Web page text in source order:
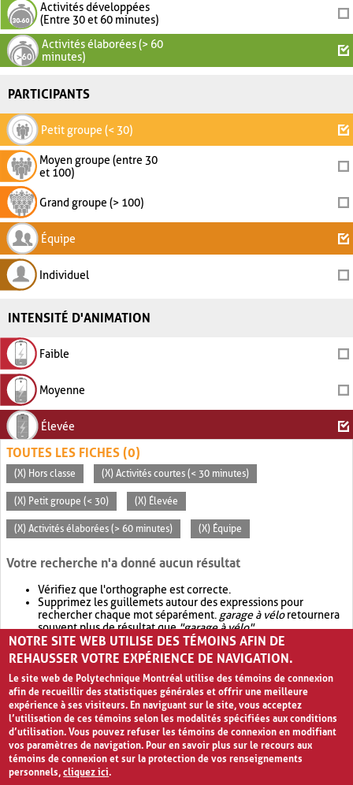
Activités développées
(Entre 30 et 60 minutes)
Activités élaborées (> 60
minutes)
PARTICIPANTS
Petit groupe (< 30)
Moyen groupe (entre 30
et 100)
Grand groupe (> 100)
Équipe
Individuel
INTENSITÉ D'ANIMATION
Faible
Moyenne
Élevée
TOUTES LES FICHES (0)
(X) Hors classe (X) Activités courtes (< 30 minutes)
(X) Petit groupe (< 30) (X) Élevée
(X) Activités élaborées (> 60 minutes) (X) Équipe
Votre recherche n'a donné aucun résultat
Vérifiez que l'orthographe est correcte.
Supprimez les guillemets autour des expressions pour
rechercher chaque mot séparément. garage à véloretournera
souvent plus de résultat que"garage à vélo".
Envisagez d'élargir votre recherche avec OR.garage OR vélo
retournera souvent plus de résultat quegarage à vélo
NOTRE SITE WEB UTILISE DES TÉMOINS AFIN DE
REHAUSSER VOTRE EXPÉRIENCE DE NAVIGATION.
Le site web de Polytechnique Montréal utilise des témoins de connexion
afin de recueillir des statistiques générales et offrir une meilleure
expérience à ses visiteurs. En naviguant sur le site, vous acceptez
l’utilisation de ces témoins selon les modalités spécifiées aux conditions
d’utilisation. Vous pouvez refuser les témoins de connexion en modifiant
vos paramètres de navigation. Pour en savoir plus sur le recours aux
témoins de connexion et sur la protection de vos renseignements
personnels,cliquez ici.